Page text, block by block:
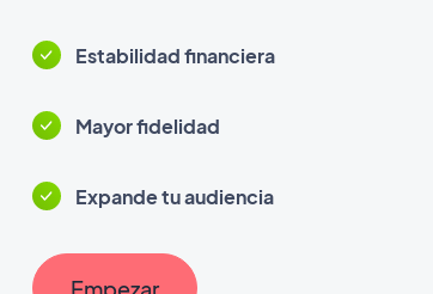
Estabilidad financiera
Mayor fidelidad
Expande tu audiencia
Empezar